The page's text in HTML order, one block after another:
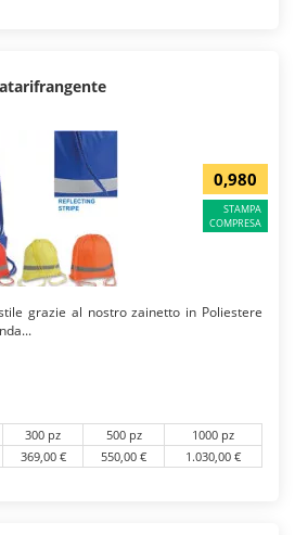
0,980
STAMPA
COMPRESA
grazie al nostro zainetto in Poliestere
300 pz 500 pz
1000 pz
369,00 € 550,00 € 1.030,00 €